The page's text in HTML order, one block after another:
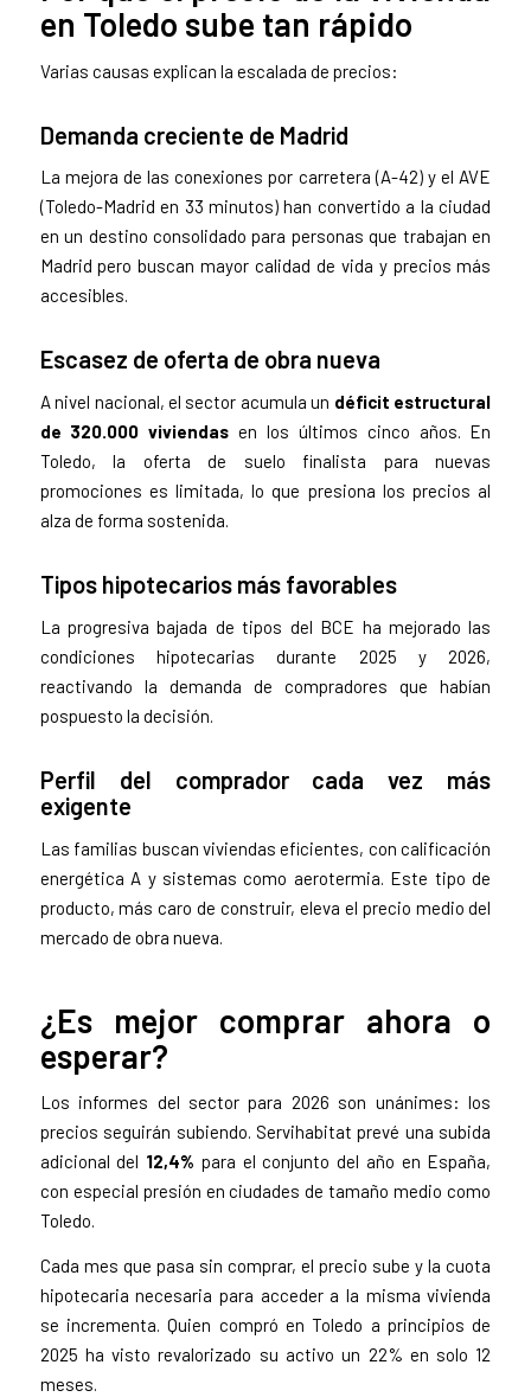
en Toledo sube tan rápido
Varias causas explican la escalada de precios:
Demanda creciente de Madrid
La mejora de las conexiones por carretera (A-42) y el AVE
(Toledo-Madrid en 33 minutos) han convertido a la ciudad
en un destino consolidado para personas que trabajan en
Madrid pero buscan mayor calidad de vida y precios más
accesibles.
Escasez de oferta de obra nueva
A nivel nacional, el sector acumula un déficit estructural
de 320.000 viviendas en los últimos cinco años. En
Toledo, la oferta de suelo finalista para nuevas
promociones es limitada, lo que presiona los precios al
alza de forma sostenida.
Tipos hipotecarios más favorables
La progresiva bajada de tipos del BCE ha mejorado las
condiciones hipotecarias durante 2025 y 2026,
reactivando la demanda de compradores que habían
pospuesto la decisión.
Perfil del comprador cada vez más
exigente
Las familias buscan viviendas eficientes, con calificación
energética A y sistemas como aerotermia. Este tipo de
producto, más caro de construir, eleva el precio medio del
mercado de obra nueva.
¿Es mejor comprar ahora o
esperar?
Los informes del sector para 2026 son unánimes: los
precios seguirán subiendo. Servihabitat prevé una subida
adicional del 12,4% para el conjunto del año en España,
con especial presión en ciudades de tamaño medio como
Toledo.
Cada mes que pasa sin comprar, el precio sube y la cuota
hipotecaria necesaria para acceder a la misma vivienda
se incrementa. Quien compró en Toledo a principios de
2025 ha visto revalorizado su activo un 22% en solo 12
meses.